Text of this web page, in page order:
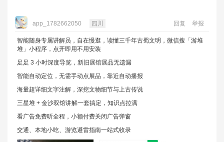
app_1782662050 四川 回复 举报
智能随身专属讲解员，自在慢逛，读懂三千年古蜀文明，微信搜「游堆
堆」小程序，点开即用不用安装
足足 3 小时深度导览，新旧展馆展品无遗漏
智能自动定位，无需手动点展品，靠近自动播报
海量超详细文字注解，深挖文物细节与上古传说
三星堆 + 金沙双馆讲解一套搞定，知识点拉满
看广告免费听全程，小额付费关闭广告弹窗
交通、本地小吃、游览避雷指南一站式收录